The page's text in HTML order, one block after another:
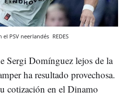
el PSV neerlandés REDES
Sergi Domínguez lejos de la
ha resultado provechosa.
cotización en el Dinamo